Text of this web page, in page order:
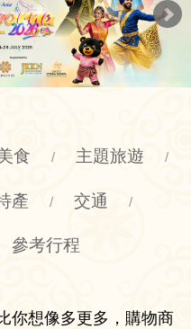
食 / 主題旅遊 /
產 / 交通 /
參考行程
你想像多更多，購物商